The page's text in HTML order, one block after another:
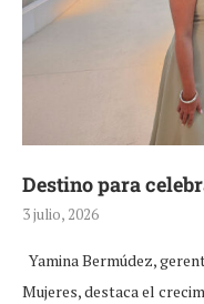
Destino para
3 julio, 2026
Yamina Bermúdez,
Mujeres, destaca el